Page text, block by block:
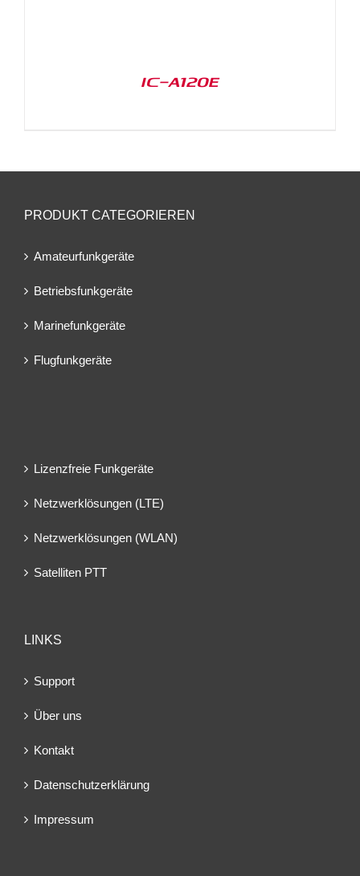
IC-A120E
PRODUKT CATEGORIEREN
Amateurfunkgeräte
Betriebsfunkgeräte
Marinefunkgeräte
Flugfunkgeräte
Lizenzfreie Funkgeräte
Netzwerklösungen (LTE)
Netzwerklösungen (WLAN)
Satelliten PTT
LINKS
Support
Über uns
Kontakt
Datenschutzerklärung
Impressum